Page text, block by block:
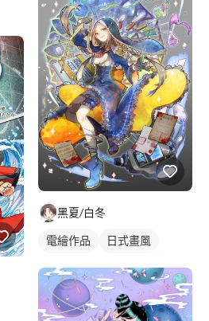
黑夏/白冬
電繪作品
日式畫風
漫畫畫風
人物插畫